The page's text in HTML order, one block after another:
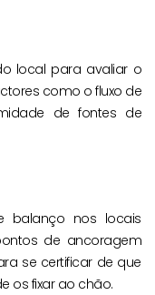
local para avaliar o
como o fluxo de
de fontes de
balanço nos locais
de ancoragem
se certificar de que
os fixar ao chão.